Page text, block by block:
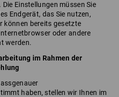
Einstellungen müssen Sie
Endgerät, das Sie nutzen,
können bereits gesetzte
oder andere
werden.
im Rahmen der
haben, stellen wir Ihnen im